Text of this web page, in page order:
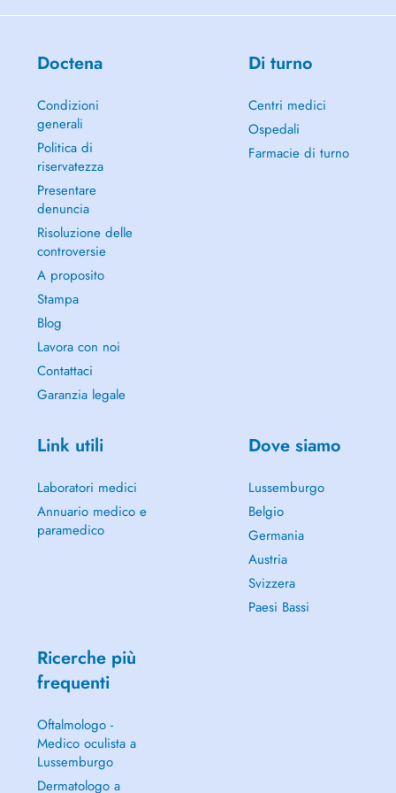
Doctena
Condizioni
generali
Politica di
riservatezza
Presentare
denuncia
Risoluzione delle
controversie
A proposito
Stampa
Blog
Lavora con noi
Contattaci
Garanzia legale
Di turno
Centri medici
Ospedali
Farmacie di turno
Link utili
Laboratori medici
Annuario medico e
paramedico
Dove siamo
Lussemburgo
Belgio
Germania
Austria
Svizzera
Paesi Bassi
Ricerche più
frequenti
Oftalmologo -
Medico oculista a
Lussemburgo
Dermatologo a